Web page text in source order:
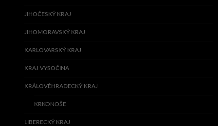
JIHOČESKÝ KRAJ
JIHOMORAVSKÝ KRAJ
KARLOVARSKÝ KRAJ
KRAJ VYSOČINA
KRÁLOVÉHRADECKÝ KRAJ
KRKONOŠE
LIBERECKÝ KRAJ